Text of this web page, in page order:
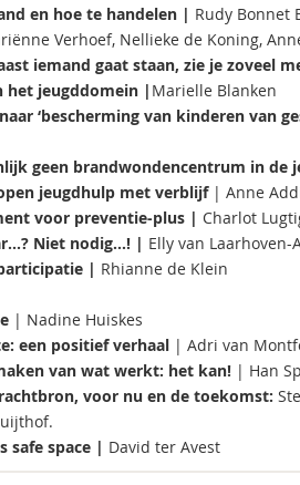
en hoe te handelen | Rudy Bonnet
Verhoef, Nellieke de Koning,
iemand gaat staan, zie je zoveel
het jeugddomein | Marielle Blanken
‘bescherming van kinderen van
geen brandwondencentrum in de
jeugdhulp met verblijf | Anne
voor preventie-plus | Charlot
Niet nodig...! | Elly van Laarhoven-
| Rhianne de Klein
| Nadine Huiskes
een positief verhaal| Adri van
van wat werkt: het kan!| Han
voor nu en de toekomst:
safe space | David ter Avest